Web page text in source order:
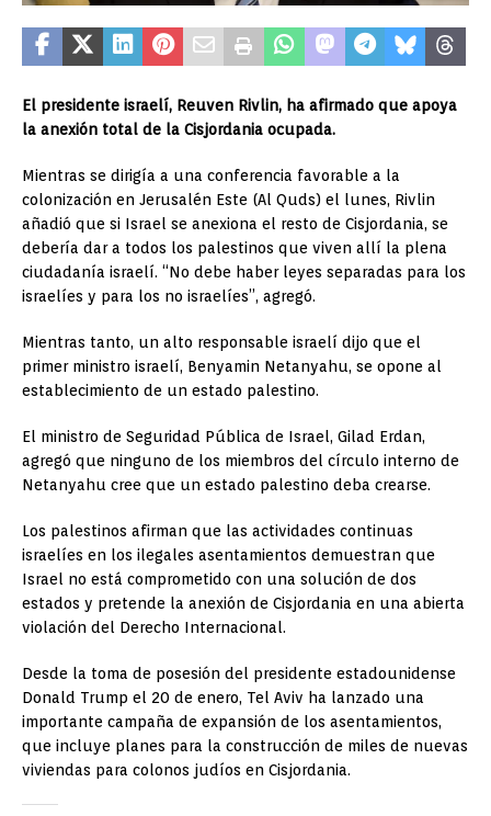
El presidente israelí, Reuven Rivlin, ha afirmado que apoya
la anexión total de la Cisjordania ocupada.
Mientras se dirigía a una conferencia favorable a la
colonización en Jerusalén Este (Al Quds) el lunes, Rivlin
añadió que si Israel se anexiona el resto de Cisjordania, se
debería dar a todos los palestinos que viven allí la plena
ciudadanía israelí. “No debe haber leyes separadas para los
israelíes y para los no israelíes”, agregó.
Mientras tanto, un alto responsable israelí dijo que el
primer ministro israelí, Benyamin Netanyahu, se opone al
establecimiento de un estado palestino.
El ministro de Seguridad Pública de Israel, Gilad Erdan,
agregó que ninguno de los miembros del círculo interno de
Netanyahu cree que un estado palestino deba crearse.
Los palestinos afirman que las actividades continuas
israelíes en los ilegales asentamientos demuestran que
Israel no está comprometido con una solución de dos
estados y pretende la anexión de Cisjordania en una abierta
violación del Derecho Internacional.
Desde la toma de posesión del presidente estadounidense
Donald Trump el 20 de enero, Tel Aviv ha lanzado una
importante campaña de expansión de los asentamientos,
que incluye planes para la construcción de miles de nuevas
viviendas para colonos judíos en Cisjordania.